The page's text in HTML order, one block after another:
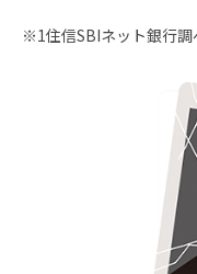
※1住信SBIネット銀行